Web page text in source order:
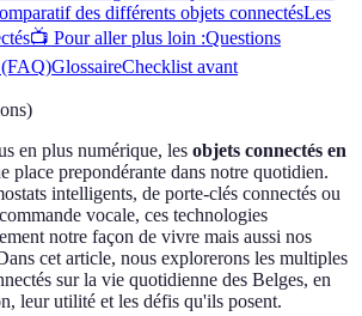
des différents objets connectésLes
📺 Pour aller plus loin :Questions
(FAQ)GlossaireChecklist avant
)
en plus numérique, les objets connectés en
place prepondérante dans notre quotidien.
intelligents, de porte-clés connectés ou
vocale, ces technologies
notre façon de vivre mais aussi nos
cet article, nous explorerons les multiples
sur la vie quotidienne des Belges, en
leur utilité et les défis qu'ils posent.